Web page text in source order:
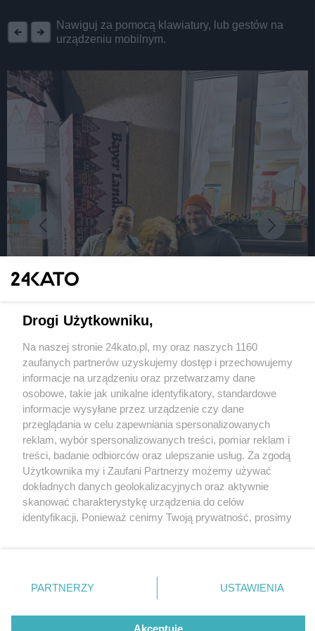
Nawiguj za pomocą klawiatury, lub gestów na
urządzeniu mobilnym.
fot: Fb Magda Gessler
"Kuchenne Rewolucje" Magdy Gessler w
Katowicach. Włoska restauracja Meltini zmieniła
się w bawarski szynk Bayer Landhaus
bayer landhaus 02
Wydawca mediów lokalnych
Nie zapomnij
zapoznać się z:
polityką prywatności regulamin korzystania z portali
Twojemiasto
Piekary Śląskie
Chorzów
Tarnowskie Góry
Gliwice
Skontakuj sięz nami
Kontakt
Wydawca
Redakcja
Drogi Użytkowniku,
Na naszej stronie 24kato.pl, my oraz naszych 1160
zaufanych partnerów uzyskujemy dostęp i przechowujemy
informacje na urządzeniu oraz przetwarzamy dane
osobowe, takie jak unikalne identyfikatory, standardowe
informacje wysyłane przez urządzenie czy dane
przeglądania w celu zapewniania spersonalizowanych
reklam, wybór spersonalizowanych treści, pomiar reklam i
treści, badanie odbiorców oraz ulepszanie usług. Za zgodą
Użytkownika my i Zaufani Partnerzy możemy używać
dokładnych danych geolokalizacyjnych oraz aktywnie
skanować charakterystykę urządzenia do celów
identyfikacji. Ponieważ cenimy Twoją prywatność, prosimy
prywatności znajdujący się w lewym dolnym rogu strony
. Niektóre rodzaje przetwarzania danych nie wymagają
zgody użytkownika, ale masz prawo sprzeciwić się
takiemu przetwarzaniu. Preferencje będą miały
PARTNERZY USTAWIENIA
Akceptuję